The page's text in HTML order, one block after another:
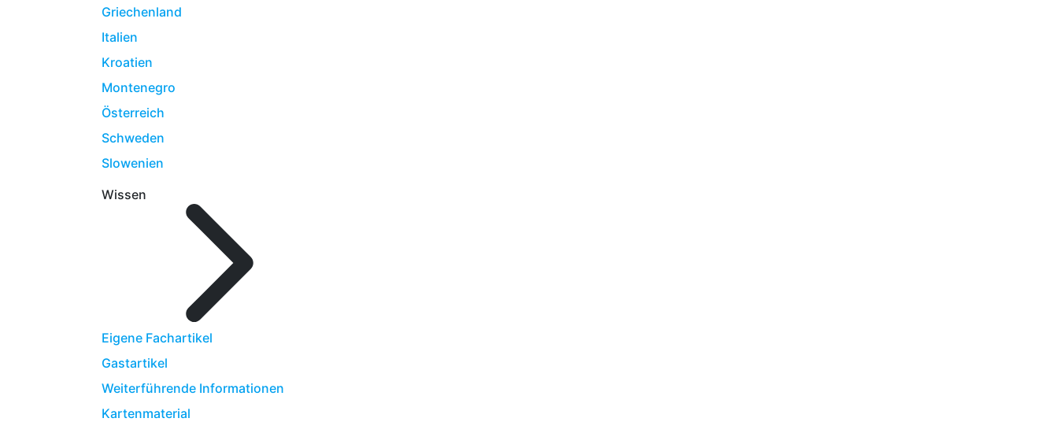
Griechenland
Italien
Kroatien
Montenegro
Österreich
Schweden
Slowenien
Wissen
Eigene Fachartikel
Gastartikel
Weiterführende Informationen
Kartenmaterial